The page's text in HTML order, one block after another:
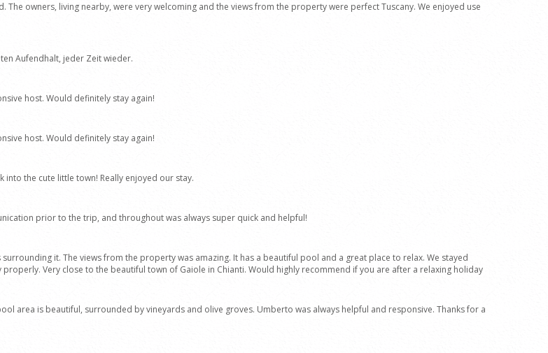
owners, living nearby, were very welcoming and the views from the property were perfect Tuscany. We enjoyed use
Aufendhalt, jeder Zeit wieder.
host. Would definitely stay again!
host. Would definitely stay again!
into the cute little town! Really enjoyed our stay.
prior to the trip, and throughout was always super quick and helpful!
it. The views from the property was amazing. It has a beautiful pool and a great place to relax. We stayed
Very close to the beautiful town of Gaiole in Chianti. Would highly recommend if you are after a relaxing holiday
area is beautiful, surrounded by vineyards and olive groves. Umberto was always helpful and responsive. Thanks for a